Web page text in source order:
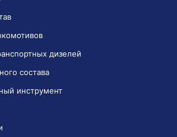
дизелей
состава
инструмент